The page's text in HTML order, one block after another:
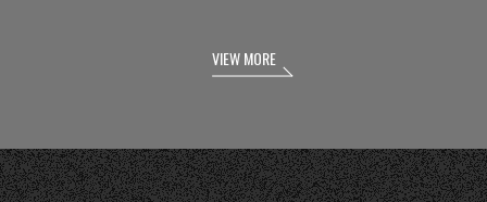
VIEW MORE